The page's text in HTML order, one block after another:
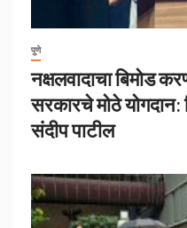
पुणे
नक्षलवादाचा बिमोड
सरकारचे मोठे योगदान:
संदीप पाटील